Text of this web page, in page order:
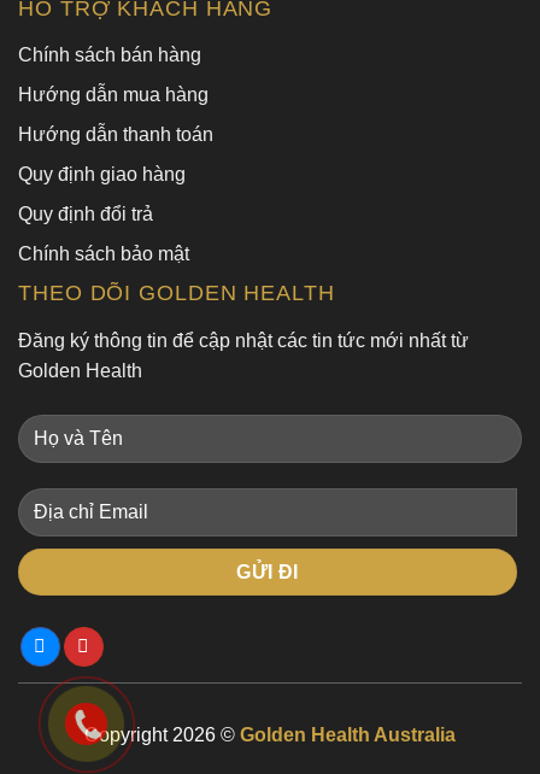
HỖ TRỢ KHÁCH HÀNG
Chính sách bán hàng
Hướng dẫn mua hàng
Hướng dẫn thanh toán
Quy định giao hàng
Quy định đổi trả
Chính sách bảo mật
THEO DÕI GOLDEN HEALTH
Đăng ký thông tin để cập nhật các tin tức mới nhất từ
Golden Health
Copyright 2026 © Golden Health Australia